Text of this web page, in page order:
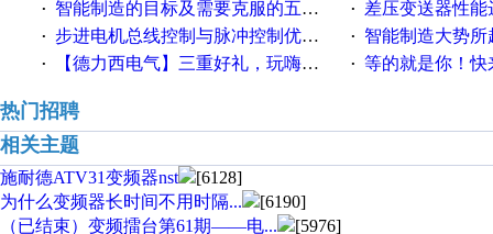
· 智能制造的目标及需要克服的五个障碍 · 差压变送器性能达
· 步进电机总线控制与脉冲控制优缺点 · 智能制造大势所趋
· 【德力西电气】三重好礼，玩嗨夏日！ · 等的就是你！快来
热门招聘
相关主题
施耐德ATV31变频器nst
[6128]
为什么变频器长时间不用时隔...
[6190]
（已结束）变频擂台第61期——电...
[5976]